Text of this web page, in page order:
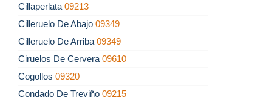
Cillaperlata 09213
Cilleruelo De Abajo 09349
Cilleruelo De Arriba 09349
Ciruelos De Cervera 09610
Cogollos 09320
Condado De Treviño 09215